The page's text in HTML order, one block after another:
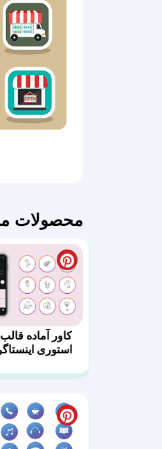
محصولات
کاور آماده قالب
استوری